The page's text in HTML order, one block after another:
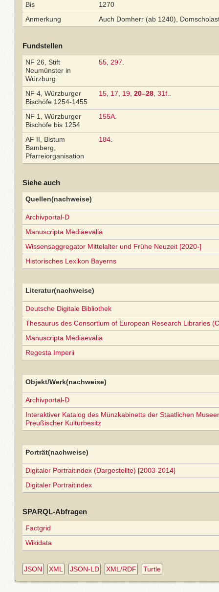
Bis
1270
Anmerkung
Auch Domherr (ab 1240),
Fundstellen
NF 26, Stift
Neumünster in
Würzburg
55 297
NF 4, Würzburger
Bischöfe 1254-1455
15 17 19 20–28 31f.
NF 1, Würzburger
Bischöfe bis 1254
155A
AF II, Bistum
Bamberg,
Pfarreiorganisation
184
Siehe auch
Quellen(nachweise)
Archivportal-D
Manuscripta Mediaevalia
Wissensaggregator Mittelalter und Frühe Neuzeit [2020-]
Historisches Lexikon Bayerns
Literatur(nachweise)
Deutsche Digitale Bibliothek
Thesaurus des Consortium of European Research Libraries
Manuscripta Mediaevalia
Regesta Imperii
Objekt/Werk(nachweise)
Archivportal-D
Interaktiver Katalog des Münzkabinetts der Staatlichen
Preußischer Kulturbesitz
Porträt(nachweise)
Digitaler Portraitindex (Dargestellte) [2003-2014]
Digitaler Portraitindex
SPARQL-Abfragen
Factgrid
Wikidata
JSON XML JSON-LD XML/RDF Turtle